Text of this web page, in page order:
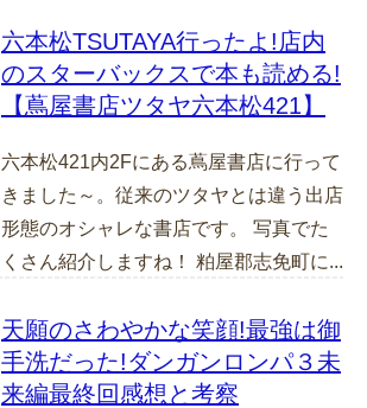
六本松TSUTAYA行ったよ!店内
のスターバックスで本も読める!
【蔦屋書店ツタヤ六本松421】
六本松421内2Fにある蔦屋書店に行って
きました～。従来のツタヤとは違う出店
形態のオシャレな書店です。 写真でた
くさん紹介しますね！ 粕屋郡志免町に...
天願のさわやかな笑顔!最強は御
手洗だった!ダンガンロンパ３未
来編最終回感想と考察